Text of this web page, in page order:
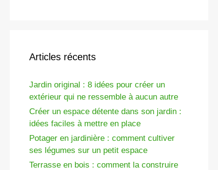
Articles récents
Jardin original : 8 idées pour créer un
extérieur qui ne ressemble à aucun autre
Créer un espace détente dans son jardin :
idées faciles à mettre en place
Potager en jardinière : comment cultiver
ses légumes sur un petit espace
Terrasse en bois : comment la construire